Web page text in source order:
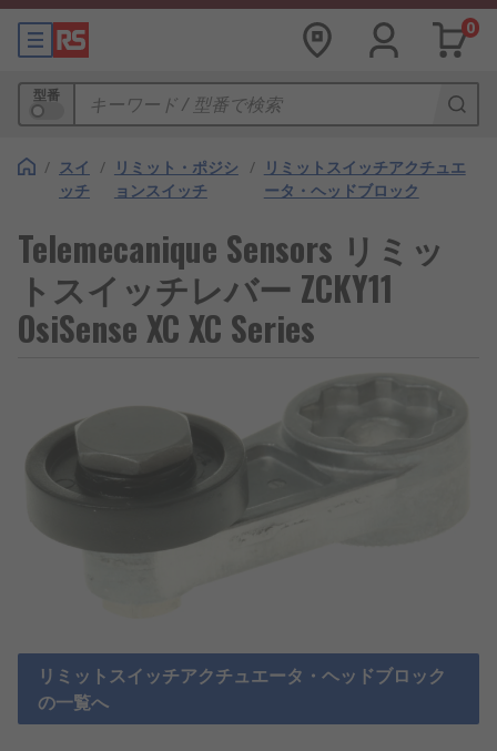
0
型番
/ スイ
ッチ
/ リミット・ポジシ
ョンスイッチ
/ リミットスイッチアクチュエ
ータ・ヘッドブロック
Telemecanique Sensors リミッ
トスイッチレバー ZCKY11
OsiSense XC XC Series
リミットスイッチアクチュエータ・ヘッドブロック
の一覧へ